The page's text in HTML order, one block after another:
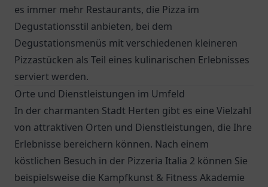
es immer mehr Restaurants, die Pizza im
Degustationsstil anbieten, bei dem
Degustationsmenüs mit verschiedenen kleineren
Pizzastücken als Teil eines kulinarischen Erlebnisses
serviert werden.
Orte und Dienstleistungen im Umfeld
In der charmanten Stadt Herten gibt es eine Vielzahl
von attraktiven Orten und Dienstleistungen, die Ihre
Erlebnisse bereichern können. Nach einem
köstlichen Besuch in der Pizzeria Italia 2 können Sie
beispielsweise die Kampfkunst & Fitness Akademie